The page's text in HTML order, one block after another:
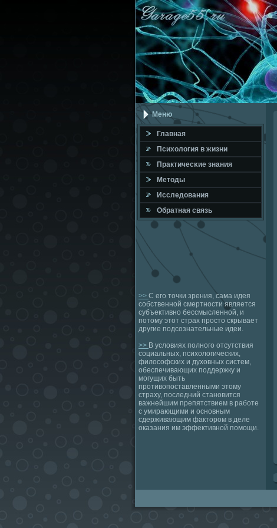
Меню
Главная
Психология в жизни
Практичесκие знания
Методы
Исследования
Обратная связь
>> С его точки зрения, сама идея
собственной смертности является
субъективно бессмысленной, и
потому этот страх просто скрывает
другие подсознательные идеи.
>> В условиях полного отсутствия
социальных, психологических,
философских и духовных систем,
обеспечивающих поддержку и
могущих быть
противопоставленными этому
страху, последний становится
важнейшим препятствием в работе
с умирающими и основным
сдерживающим фактором в деле
оказания им эффективной помощи.